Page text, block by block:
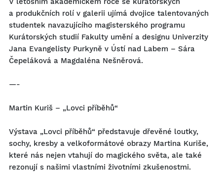
a produkčních rolí v galerii ujímá dvojice talentovaných
studentek navazujícího magisterského programu
Kurátorských studií Fakulty umění a designu Univerzity
Jana Evangelisty Purkyně v Ústí nad Labem – Sára
Čepeláková a Magdaléna Nešněrová.
—-
Martin Kuriš – „Lovci příběhů“
Výstava „Lovci příběhů“ představuje dřevěné loutky,
sochy, kresby a velkoformátové obrazy Martina Kuriše,
které nás nejen vtahují do magického světa, ale také
rezonují s našimi vlastními životními zkušenostmi.